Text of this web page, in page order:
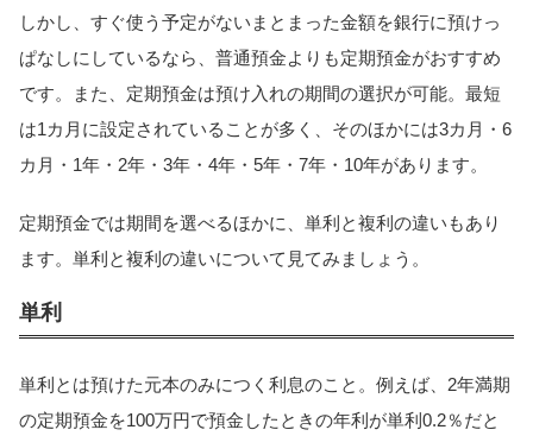
しかし、すぐ使う予定がないまとまった金額を銀行に預けっ
ぱなしにしているなら、普通預金よりも定期預金がおすすめ
です。また、定期預金は預け入れの期間の選択が可能。最短
は1カ月に設定されていることが多く、そのほかには3カ月・6
カ月・1年・2年・3年・4年・5年・7年・10年があります。
定期預金では期間を選べるほかに、単利と複利の違いもあり
ます。単利と複利の違いについて見てみましょう。
単利
単利とは預けた元本のみにつく利息のこと。例えば、2年満期
の定期預金を100万円で預金したときの年利が単利0.2％だと